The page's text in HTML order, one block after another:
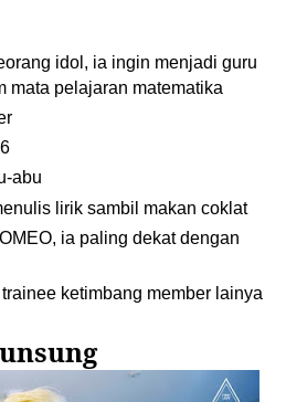
idol, ia ingin menjadi guru
mata pelajaran matematika
abu
lirik sambil makan coklat
ia paling dekat dengan
ketimbang member lainya